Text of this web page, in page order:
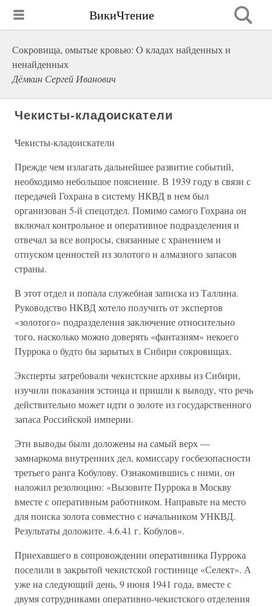
ВикиЧтение
Сокровища, омытые кровью: О кладах найденных и
ненайденных
Дёмкин Сергей Иванович
Чекисты-кладоискатели
Чекисты-кладоискатели
Прежде чем излагать дальнейшее развитие событий,
необходимо небольшое пояснение. В 1939 году в связи с
передачей Гохрана в систему НКВД в нем был
организован 5-й спецотдел. Помимо самого Гохрана он
включал контрольное и оперативное подразделения и
отвечал за все вопросы, связанные с хранением и
отпуском ценностей из золотого и алмазного запасов
страны.
В этот отдел и попала служебная записка из Таллина.
Руководство НКВД хотело получить от экспертов
«золотого» подразделения заключение относительно
того, насколько можно доверять «фантазиям» некоего
Пуррока о будто бы зарытых в Сибири сокровищах.
Эксперты затребовали чекистские архивы из Сибири,
изучили показания эстонца и пришли к выводу, что речь
действительно может идти о золоте из государственного
запаса Российской империи.
Эти выводы были доложены на самый верх —
замнаркома внутренних дел, комиссару госбезопасности
третьего ранга Кобулову. Ознакомившись с ними, он
наложил резолюцию: «Вызовите Пуррока в Москву
вместе с оперативным работником. Направьте на место
для поиска золота совместно с начальником УНКВД.
Результаты доложите. 4.6.41 г. Кобулов».
Приехавшего в сопровождении оперативника Пуррока
поселили в закрытой чекистской гостинице «Селект». А
уже на следующий день, 9 июня 1941 года, вместе с
двумя сотрудниками оперативно-чекистского отделения